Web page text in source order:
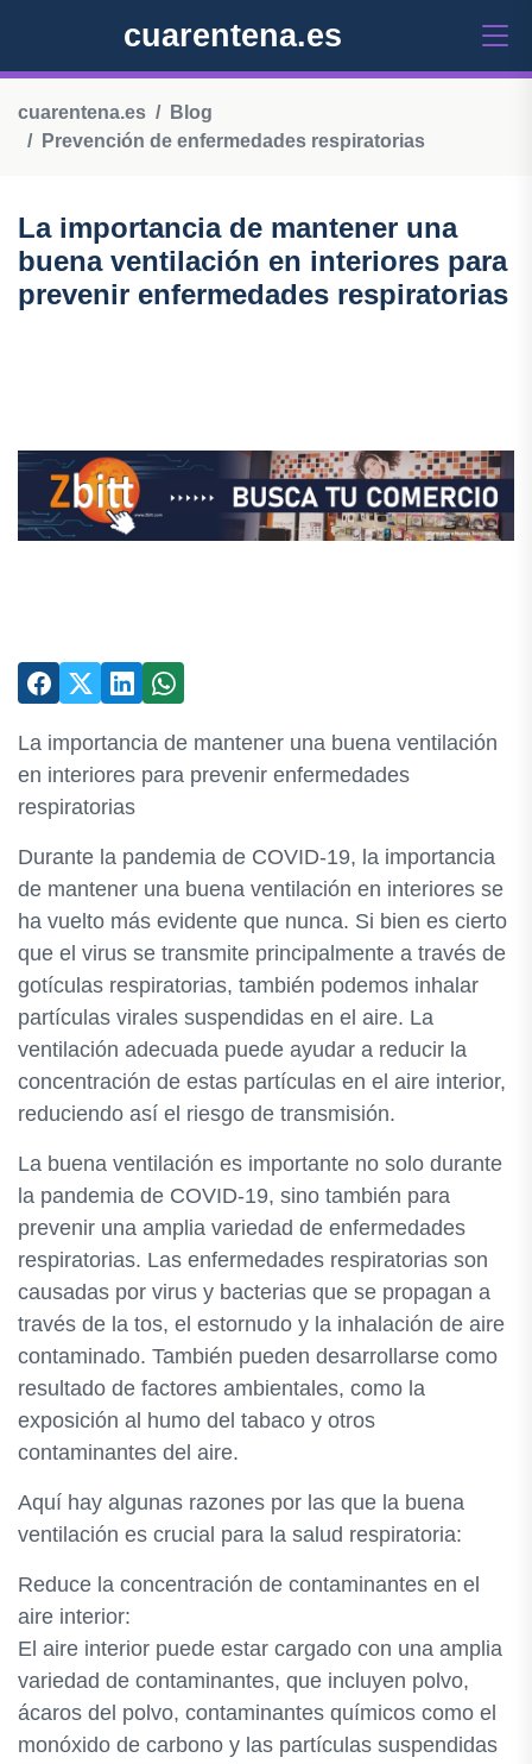
cuarentena.es
cuarentena.es
Blog
Prevención de enfermedades respiratorias
La importancia de mantener una
buena ventilación en interiores para
prevenir enfermedades respiratorias
La importancia de mantener una buena ventilación
en interiores para prevenir enfermedades
respiratorias
Durante la pandemia de COVID-19, la importancia
de mantener una buena ventilación en interiores se
ha vuelto más evidente que nunca. Si bien es cierto
que el virus se transmite principalmente a través de
gotículas respiratorias, también podemos inhalar
partículas virales suspendidas en el aire. La
ventilación adecuada puede ayudar a reducir la
concentración de estas partículas en el aire interior,
reduciendo así el riesgo de transmisión.
La buena ventilación es importante no solo durante
la pandemia de COVID-19, sino también para
prevenir una amplia variedad de enfermedades
respiratorias. Las enfermedades respiratorias son
causadas por virus y bacterias que se propagan a
través de la tos, el estornudo y la inhalación de aire
contaminado. También pueden desarrollarse como
resultado de factores ambientales, como la
exposición al humo del tabaco y otros
contaminantes del aire.
Aquí hay algunas razones por las que la buena
ventilación es crucial para la salud respiratoria:
Reduce la concentración de contaminantes en el
aire interior:
El aire interior puede estar cargado con una amplia
variedad de contaminantes, que incluyen polvo,
ácaros del polvo, contaminantes químicos como el
monóxido de carbono y las partículas suspendidas